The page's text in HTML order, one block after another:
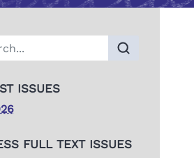
ISSUES
FULL TEXT ISSUES